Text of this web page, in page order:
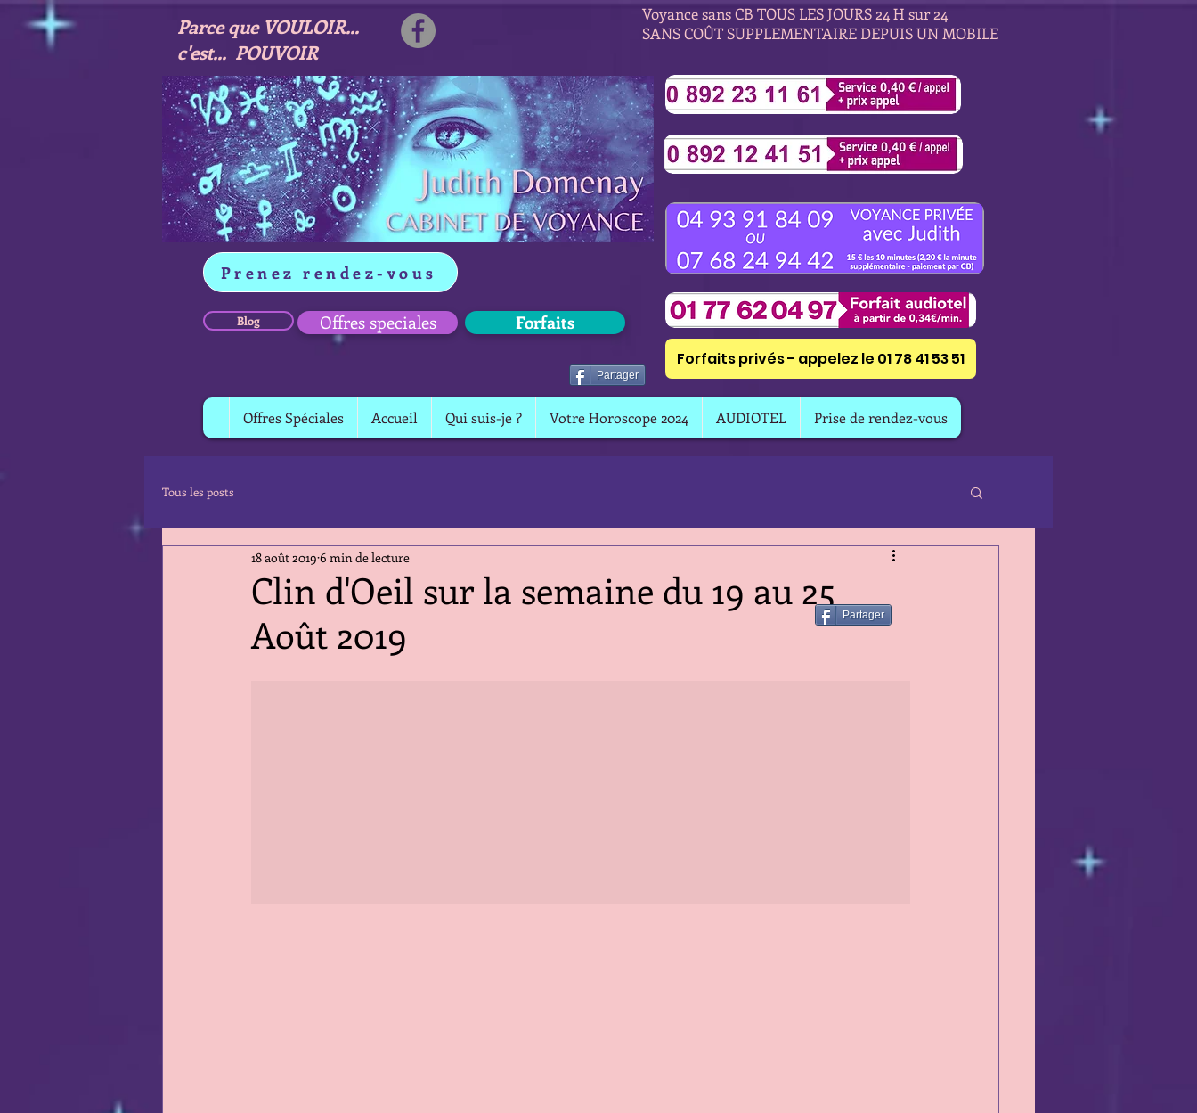
Voyance sans CB TOUS LES JOURS 24 H sur 24
SANS COÛT SUPPLEMENTAIRE DEPUIS UN MOBILE
Parce que VOULOIR...
c'est... POUVOIR
Prenez rendez-vous
Blog Offres speciales Forfaits
Partager
Forfaits privés - appelez le 01 78 41 53 51
Offres Spéciales Accueil Qui suis-je ? Votre Horoscope 2024 AUDIOTEL Prise de rendez-vous
Tous les posts
Clin d'Oeil sur la semaine du 19 au 25
Août 2019
18 août 2019 6 min de lecture
Partager